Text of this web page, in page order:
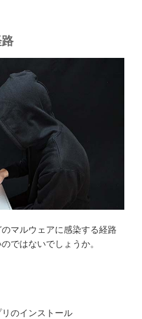
マルウェアに感染する経路
ではないでしょうか。
のインストール